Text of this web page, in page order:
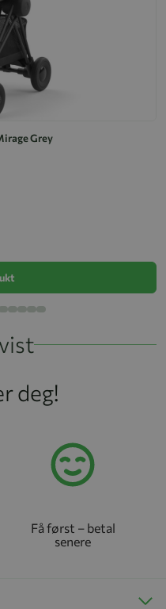
Grey
deg!
Få først – betal
senere